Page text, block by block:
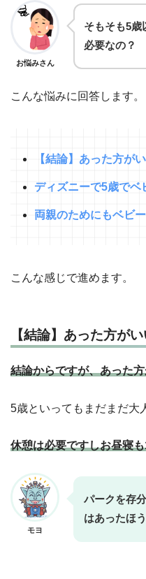
お悩みさん
そもそも5歳
必要なの？
こんな悩みに回答します。
【結論】あった方が
ディズニーで5歳でベ
両親のためにもベビ
こんな感じで進めます。
【結論】あった方が
結論からですが、あった
5歳といってもまだまだ大
休憩は必要ですしお昼寝
モヨ
パークを存
はあったほ